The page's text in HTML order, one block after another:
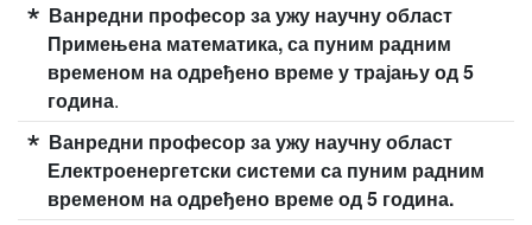
Ванредни професор за ужу научну област
Примењена математика, са пуним радним
временом на одређено време у трајању од 5
година.
Ванредни професор за ужу научну област
Електроенергетски системи са пуним радним
временом на одређено време од 5 година.